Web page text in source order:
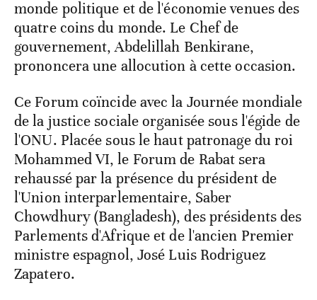
monde politique et de l'économie venues des
quatre coins du monde. Le Chef de
gouvernement, Abdelillah Benkirane,
prononcera une allocution à cette occasion.
Ce Forum coïncide avec la Journée mondiale
de la justice sociale organisée sous l'égide de
l'ONU. Placée sous le haut patronage du roi
Mohammed VI, le Forum de Rabat sera
rehaussé par la présence du président de
l'Union interparlementaire, Saber
Chowdhury (Bangladesh), des présidents des
Parlements d'Afrique et de l'ancien Premier
ministre espagnol, José Luis Rodriguez
Zapatero.